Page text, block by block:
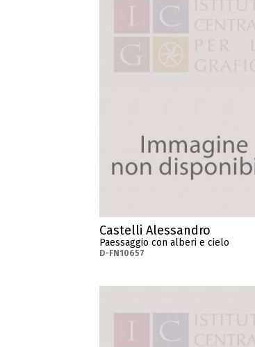
Castelli Alessandro
Paessaggio con alberi e cielo
D-FN10657